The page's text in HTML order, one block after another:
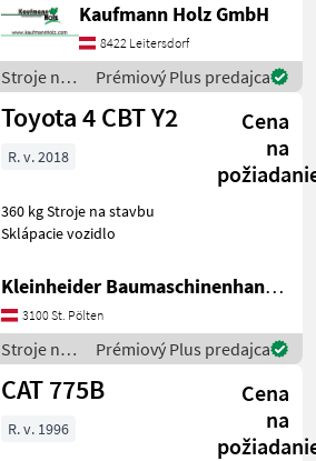
Zähler 1.450 Stunden 1.000
KG Nutzlast 1.300 KG
Eigengewicht 15, 9 KW
Verkaufspreis: 8.80
Kaufmann Holz GmbH
8422 Leitersdorf
Stroje na
stavbu /
Thwaites
Prémiový Plus predajca
Toyota 4 CBT Y2
Cena
na
R. v. 2018
360 kg Stroje na stavbu
Sklápacie vozidlo
Kleinheider Baumaschinenhandel GmbH.
3100 St. Pölten
Stroje na
stavbu /
Toyota
Prémiový Plus predajca
CAT 775B
Cena
na
R. v. 1996